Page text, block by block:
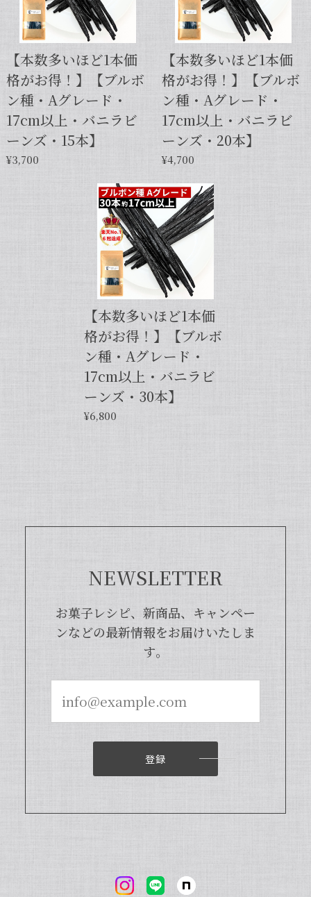
【スタンドパック※通常サイズ】完全無添加・天然バニラ蜜_送料無料（200g）/バニラシロップ/シロップ/バニラビーンズ/製菓材料/バニラペースト/バニラエッセンス/ギフト
2025/05/31
【本数多いほど1本価格がお得！】【サイズだけ訳ありグレード 12cm・バニラビーンズ・5本】
2025/01/05
発送が早くて助かりました。 バニラの香りも良かっ
たので、次回の発注します。
この度は当店をご利用いただきまして、
誠にありがとうございます！こちらこそ
スムーズなお取引をしていただき感謝申
し上げます。また機会がございました
ら、キャラメルのように甘くほのかに香
るブルボン種バニラもお試しくださいま
せ。今後とも当店を何卒よろしくお願い
申し上げます。
2024/06/14
プリンをよく作るので購入しました。 今までは安価
なバニラエッセンスを仕方なく使っていました。 バ
り、大変嬉しく思います。こちらの商品
富な莢ごとピューレにした商品でござい
まして、バニラビーンズよりお得で、さ
らに使いやすくなった当店オリジナルの
商品となっております。また、「バニラ
ニラピューレを使用した世界中のお菓子
レシピも100種類以上ご紹介しておりま
すので、もしご興味ございましたら、ぜ
ひチェックしてみてくださいませ。また
機会がございましたら、当店をよろしく
お願い申し上げます。
【本数多いほど1本価格がお得！】【ブルボン種Sグレード・バニラビーンズ・20本】
りも良く、あの量でお値段も安くとても使いやすい
【本数多いほど1本価
格がお得！】【ブルボ
ン種・Aグレード・
17cm以上・バニラビ
ーンズ・15本】
¥3,700
【本数多いほど1本価
格がお得！】【ブルボ
ン種・Aグレード・
17cm以上・バニラビ
ーンズ・20本】
¥4,700
【本数多いほど1本価
格がお得！】【ブルボ
ン種・Aグレード・
17cm以上・バニラビ
ーンズ・30本】
¥6,800
NEWSLETTER
お菓子レシピ、新商品、キャンペー
ンなどの最新情報をお届けいたしま
す。
登録